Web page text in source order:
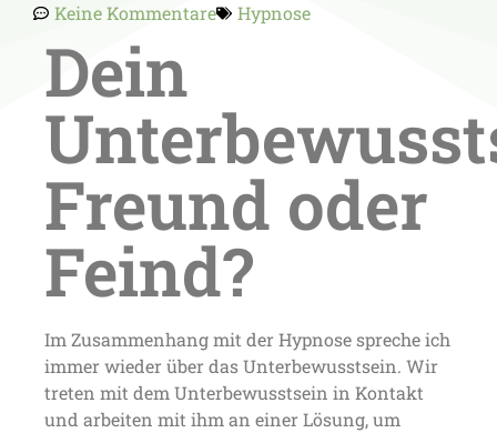
Keine Kommentare
Hypnose
Dein
Freund oder
Feind?
Im Zusammenhang mit der Hypnose spreche ich
immer wieder über das Unterbewusstsein. Wir
treten mit dem Unterbewusstsein in Kontakt
und arbeiten mit ihm an einer Lösung, um